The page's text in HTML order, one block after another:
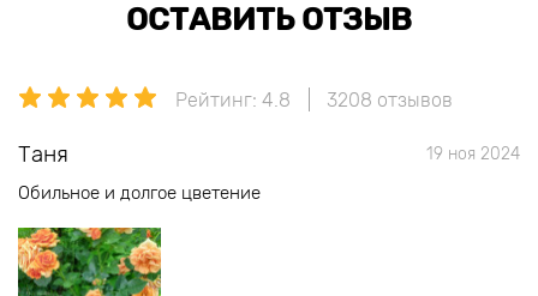
ОСТАВИТЬ ОТЗЫВ
Рейтинг: 4.8 3208 отзывов
Таня 19 ноя 2024
Обильное и долгое цветение